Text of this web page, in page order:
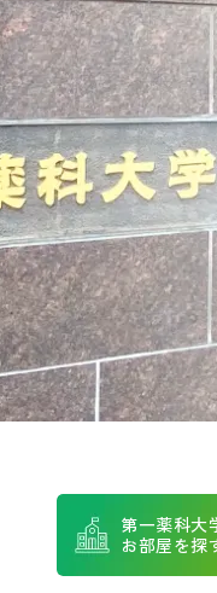
第一薬科大
お部屋を探